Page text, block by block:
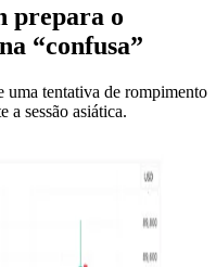
prepara o
“confusa”
uma tentativa de rompimento
sessão asiática.